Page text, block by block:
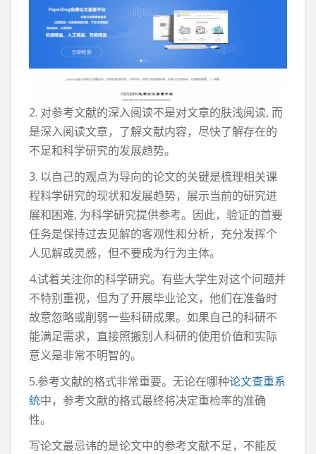
2. 对参考文献的深入阅读不是对文章的肤浅阅读, 而
是深入阅读文章，了解文献内容，尽快了解存在的
不足和科学研究的发展趋势。
3. 以自己的观点为导向的论文的关键是梳理相关课
程科学研究的现状和发展趋势，展示当前的研究进
展和困难, 为科学研究提供参考。因此，验证的首要
任务是保持过去见解的客观性和分析，充分发挥个
人见解或灵感，但不要成为行为主体。
4.试着关注你的科学研究。有些大学生对这个问题并
不特别重视，但为了开展毕业论文，他们在准备时
故意忽略或削弱一些科研成果。如果自己的科研不
能满足需求，直接照搬别人科研的使用价值和实际
意义是非常不明智的。
5.参考文献的格式非常重要。无论在哪种论文查重系
统中，参考文献的格式最终将决定重检率的准确
性。
写论文最忌讳的是论文中的参考文献不足，不能反